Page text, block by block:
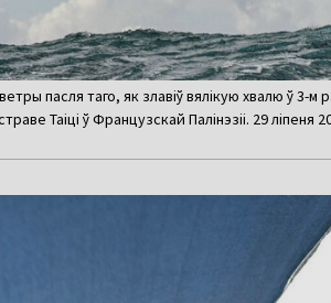
пасля таго, як злавіў вялікую хвалю ў 3-м
Таіці ў Французскай Палінэзіі. 29